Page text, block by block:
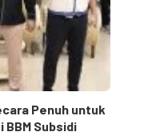
Penuh untuk
Subsidi